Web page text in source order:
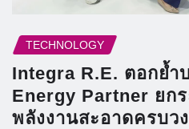
TECHNOLOGY
Integra R.E. ตอกย้ำ
Energy Partner ยก
พลังงานสะอาดครบว